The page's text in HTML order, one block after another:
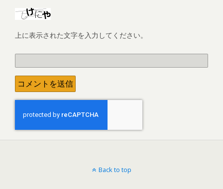
上に表示された文字を入力してください。
Back to top